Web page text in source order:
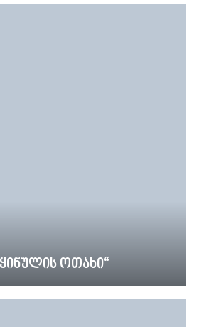
ოთახი“